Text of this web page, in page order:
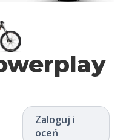
Zaloguj i
oceń